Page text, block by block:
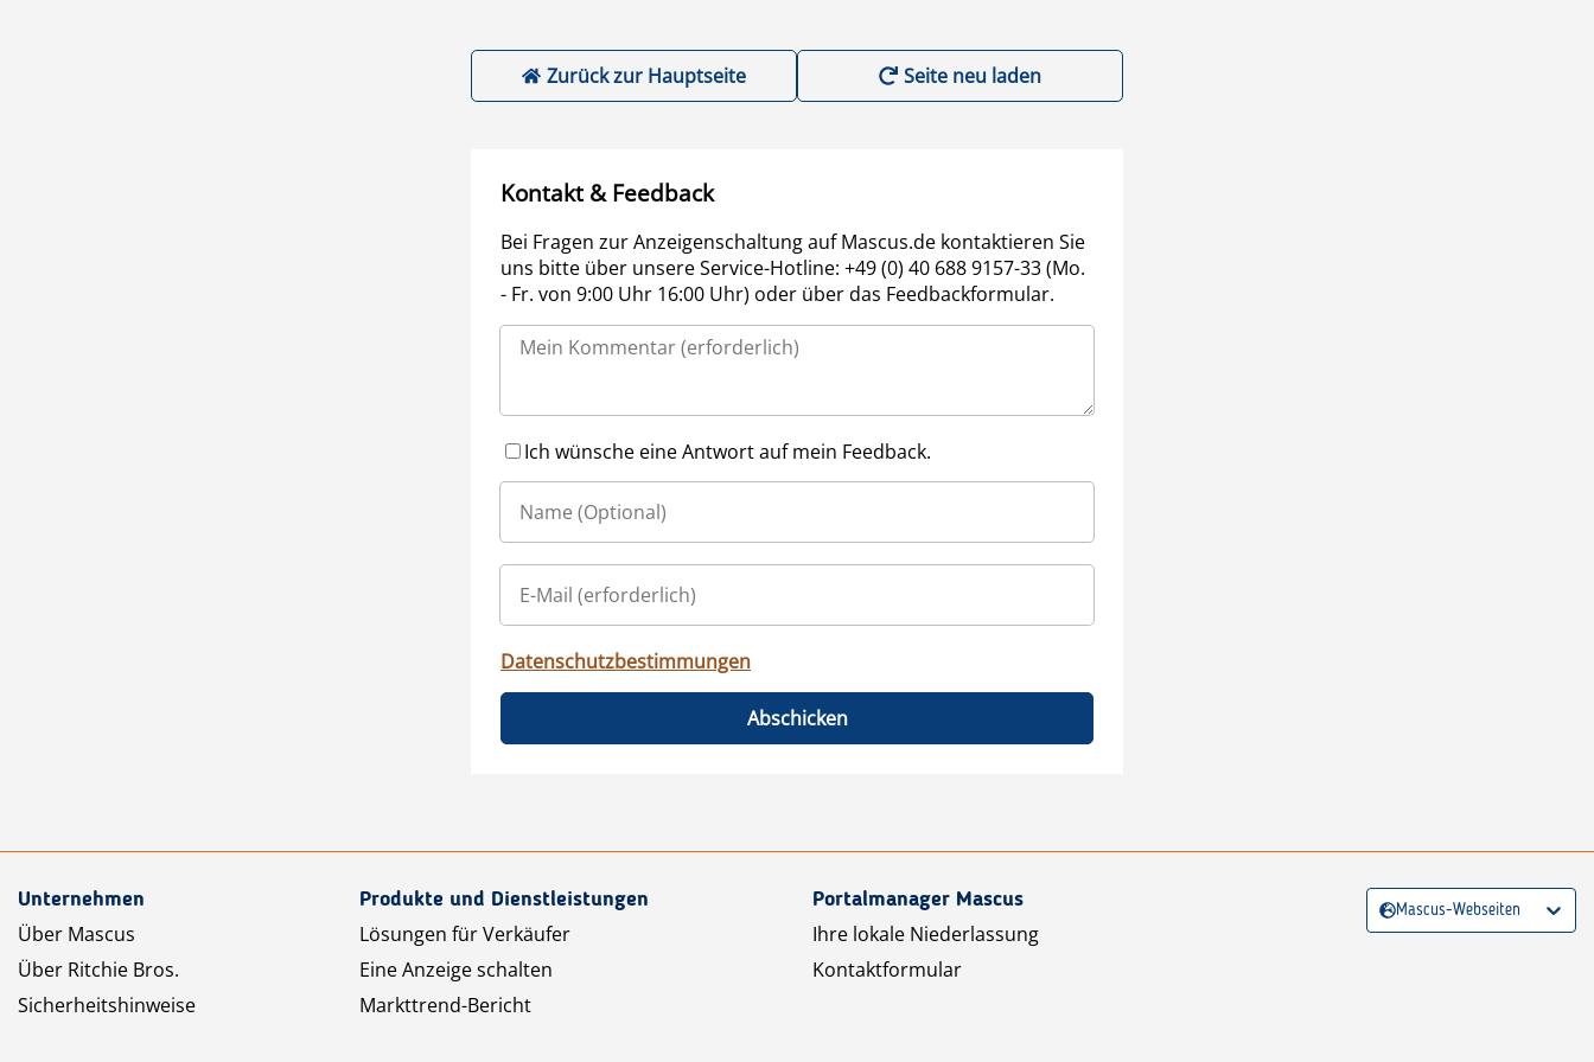
Zurück zur Hauptseite Seite neu laden
Kontakt & Feedback
Bei Fragen zur Anzeigenschaltung auf Mascus.de kontaktieren Sie
uns bitte über unsere Service-Hotline: +49 (0) 40 688 9157-33 (Mo.
- Fr. von 9:00 Uhr 16:00 Uhr) oder über das Feedbackformular.
Ich wünsche eine Antwort auf mein Feedback.
Datenschutzbestimmungen
Abschicken
Unternehmen
Über Mascus
Über Ritchie Bros.
Sicherheitshinweise
Produkte und Dienstleistungen
Lösungen für Verkäufer
Eine Anzeige schalten
Markttrend-Bericht
Portalmanager Mascus
Ihre lokale Niederlassung
Kontaktformular
Mascus-Webseiten